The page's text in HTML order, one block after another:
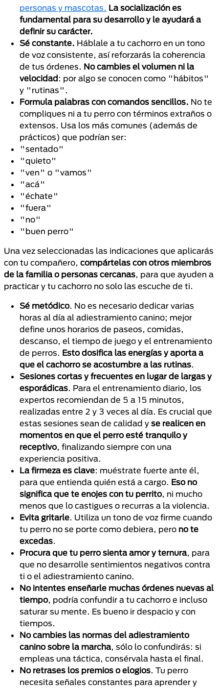
personas y mascotas.
La socialización es
fundamental para su desarrollo y le ayudará a
definir su carácter.
Sé constante. Háblale a tu cachorro en un tono
de voz consistente, así reforzarás la coherencia
de tus órdenes. No cambies el volumen ni la
velocidad: por algo se conocen como "hábitos"
y "rutinas".
Formula palabras con comandos sencillos. No te
compliques ni a tu perro con términos extraños o
extensos. Usa los más comunes (además de
prácticos) que podrían ser:
"sentado"
"quieto"
"ven" o "vamos"
"acá"
"échate"
"fuera"
"no"
"buen perro"
Una vez seleccionadas las indicaciones que aplicarás
con tu compañero, compártelas con otros miembros
de la familia o personas cercanas , para que ayuden a
practicar y tu cachorro no solo las escuche de ti.
Sé metódico. No es necesario dedicar varias
horas al día al adiestramiento canino; mejor
define unos horarios de paseos, comidas,
descanso, el tiempo de juego y el entrenamiento
de perros. Esto dosifica las energías y aporta a
que el cachorro se acostumbre a las rutinas
Sesiones cortas y frecuentes en lugar de largas y
esporádicas . Para el entrenamiento diario, los
expertos recomiendan de 5 a 15 minutos,
realizadas entre 2 y 3 veces al día. Es crucial que
estas sesiones sean de calidad y se realicen en
momentos en que el perro esté tranquilo y
receptivo, finalizando siempre con una
experiencia positiva.
La firmeza es clave: muéstrate fuerte ante él,
para que entienda quién está a cargo. Eso no
significa que te enojes con tu perrito, ni mucho
menos que lo castigues o recurras a la violencia.
Evita gritarle . Utiliza un tono de voz firme cuando
tu perro no se porte como debiera, pero no te
excedas
Procura que tu perro sienta amor y ternura , para
que no desarrolle sentimientos negativos contra
ti o el adiestramiento canino.
No intentes enseñarle muchas órdenes nuevas al
tiempo, podría confundir a tu cachorro e incluso
saturar su mente. Es bueno ir despacio y con
tiempos.
No cambies las normas del adiestramiento
canino sobre la marcha , sólo lo confundirás: si
empleas una táctica, consérvala hasta el final.
No retrases los premios o elogios . Tu perro
necesita señales constantes para aprender y